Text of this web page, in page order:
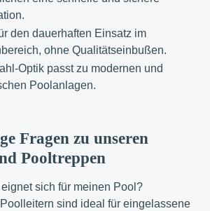
den dauerhaften Einsatz im
ohne Qualitätseinbußen.
Optik passt zu modernen und
Poolanlagen.
Fragen zu unseren
Pooltreppen
sich für meinen Pool?
sind ideal für eingelassene